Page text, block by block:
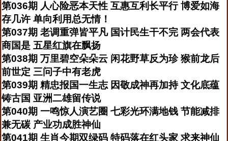
第036期 人心险恶本天性 互惠互利长平行 博爱如海
存几许 单向利用总无情！
第037期 老调重弹皆平凡 国计民生干不完 两会代表
商国是 五星红旗在飘扬
第038期 万里碧空朵朵云 闲花野草反为珍 猴前龙后
前世定 三问子中有老虎
第039期 精忠报国一生志 因敬成神再加持 文化底蕴
铸古国 亚洲二雄留传说
第040期 一鸣惊人演艺圈 七彩光环满地钱 节能减排
兼无碳 产业功成胜神仙
第041期 生肖今期双绿码 特码落在红头家 求来神仙